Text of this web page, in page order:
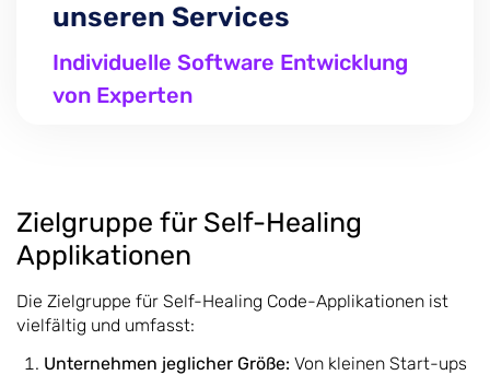
unseren Services
Individuelle Software Entwicklung
von Experten
Zielgruppe für Self-Healing
Applikationen
Die Zielgruppe für Self-Healing Code-Applikationen ist
vielfältig und umfasst:
Unternehmen jeglicher Größe: Von kleinen Start-ups